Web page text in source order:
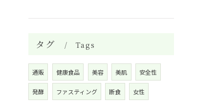
タグ Tags
通販 健康食品 美容 美肌 安全性
発酵 ファスティング 断食 女性